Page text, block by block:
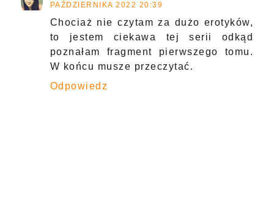
PAŹDZIERNIKA 2022 20:39
Chociaż nie czytam za dużo erotyków,
to jestem ciekawa tej serii odkąd
poznałam fragment pierwszego tomu.
W końcu musze przeczytać.
Odpowiedz